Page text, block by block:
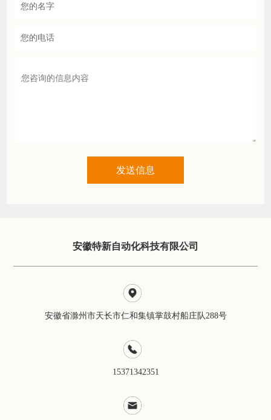
安徽特新自动化科技有限公司
安徽省滁州市天长市仁和集镇掌鼓村船庄队288号
15371342351